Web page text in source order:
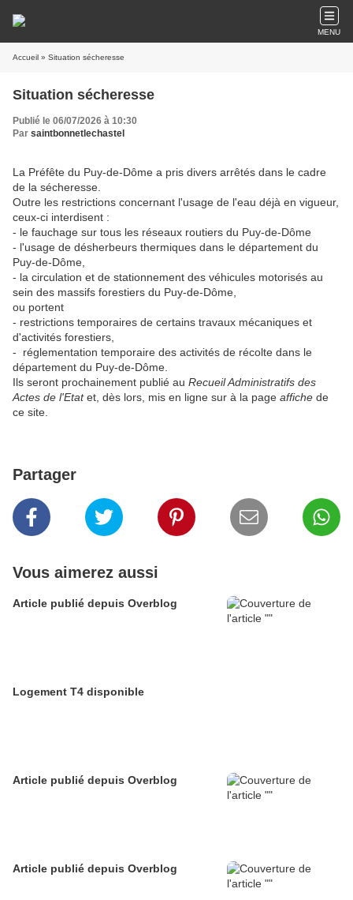
MENU
Accueil » Situation sécheresse
Situation sécheresse
Publié le 06/07/2026 à 10:30
Par saintbonnetlechastel
La Préfête du Puy-de-Dôme a pris divers arrêtés dans le cadre
de la sécheresse.
Outre les restrictions concernant l'usage de l'eau déjà en vigueur,
ceux-ci interdisent :
- le fauchage sur tous les réseaux routiers du Puy-de-Dôme
- l'usage de désherbeurs thermiques dans le département du
Puy-de-Dôme,
- la circulation et de stationnement des véhicules motorisés au
sein des massifs forestiers du Puy-de-Dôme,
ou portent
- restrictions temporaires de certains travaux mécaniques et
d'activités forestiers,
- réglementation temporaire des activités de récolte dans le
département du Puy-de-Dôme.
Ils seront prochainement publié au Recueil Administratifs des
Actes de l'Etatet, dès lors, mis en ligne sur à la page affiche de
ce site.
Partager
Vous aimerez aussi
Article publié depuis Overblog
Logement T4 disponible
Article publié depuis Overblog
Article publié depuis Overblog